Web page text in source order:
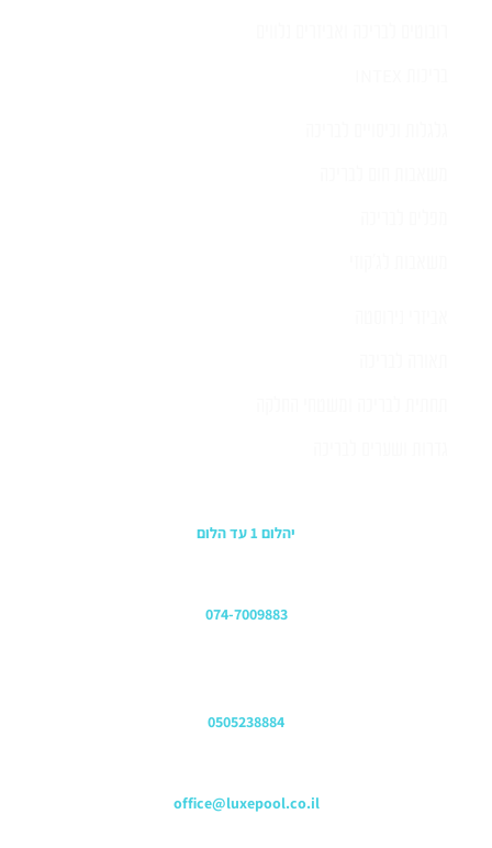
יהלום 1 עד הלום
074-7009883
0505238884
office@luxepool.co.il